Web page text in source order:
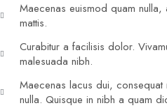
Maecenas euismod quam
mattis.
Curabitur a facilisis dolor.
malesuada nibh.
Maecenas lacus dui,
nulla. Quisque in nibh a quam